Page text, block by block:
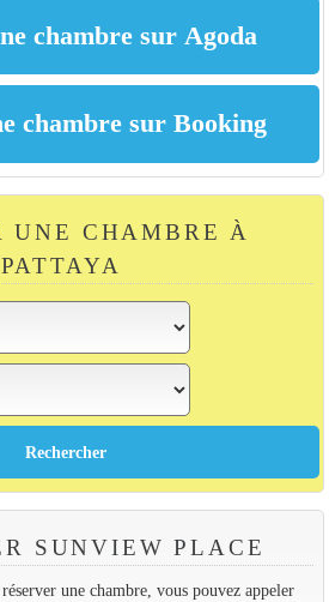
UNE CHAMBRE À
PATTAYA
SUNVIEW PLACE
une chambre, vous pouvez appeler